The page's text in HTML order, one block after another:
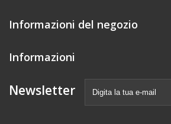
Informazioni del negozio
Informazioni
Newsletter